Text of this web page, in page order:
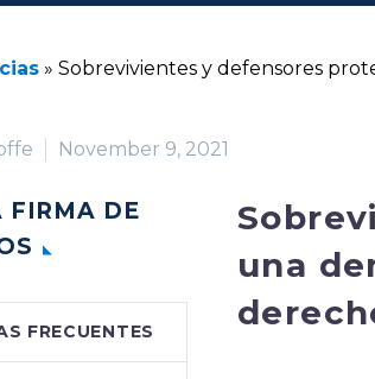
» Sobrevivientes y defensores
November 9, 2021
una
FIRMA DE
FRECUENTES